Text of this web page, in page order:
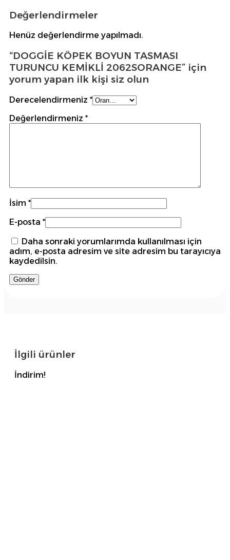
Değerlendirmeler
Henüz değerlendirme yapılmadı.
“DOGGİE KÖPEK BOYUN TASMASI
TURUNCU KEMİKLİ 2062SORANGE” için
yorum yapan ilk kişi siz olun
Derecelendirmeniz *
Değerlendirmeniz *
İsim *
E-posta *
Daha sonraki yorumlarımda kullanılması için
adım, e-posta adresim ve site adresim bu tarayıcıya
kaydedilsin.
İlgili ürünler
İndirim!